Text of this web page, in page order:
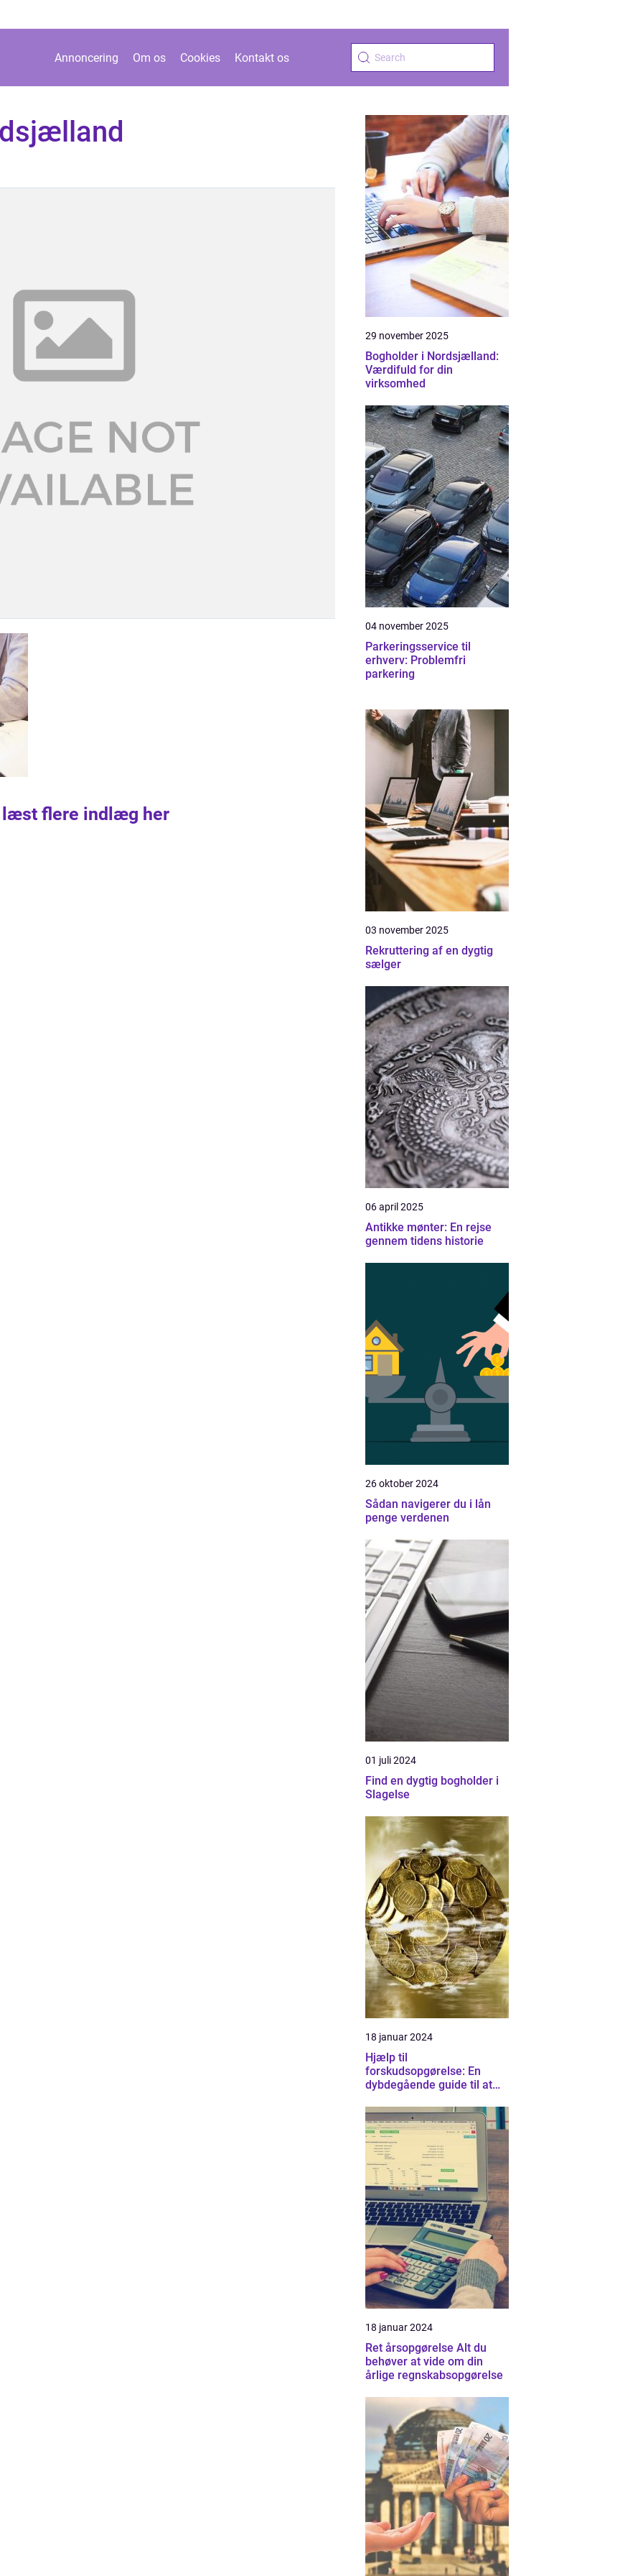
Annoncering Om os Cookies Kontakt os
læst flere indlæg her
29 november 2025
Bogholder i Nordsjælland:
Værdifuld for din
virksomhed
04 november 2025
Parkeringsservice til
erhverv: Problemfri
parkering
03 november 2025
Rekruttering af en dygtig
sælger
06 april 2025
Antikke mønter: En rejse
gennem tidens historie
26 oktober 2024
Sådan navigerer du i lån
penge verdenen
01 juli 2024
Find en dygtig bogholder i
Slagelse
18 januar 2024
Hjælp til
forskudsopgørelse: En
dybdegående guide til at
skatteforhold
18 januar 2024
Ret årsopgørelse Alt du
behøver at vide om din
årlige regnskabsopgørelse